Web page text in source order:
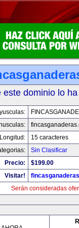
este dominio lo
Longitud:
15 caracteres
Sin Clasificar
Precio:
$199.00
Visitar!
Serán consideradas